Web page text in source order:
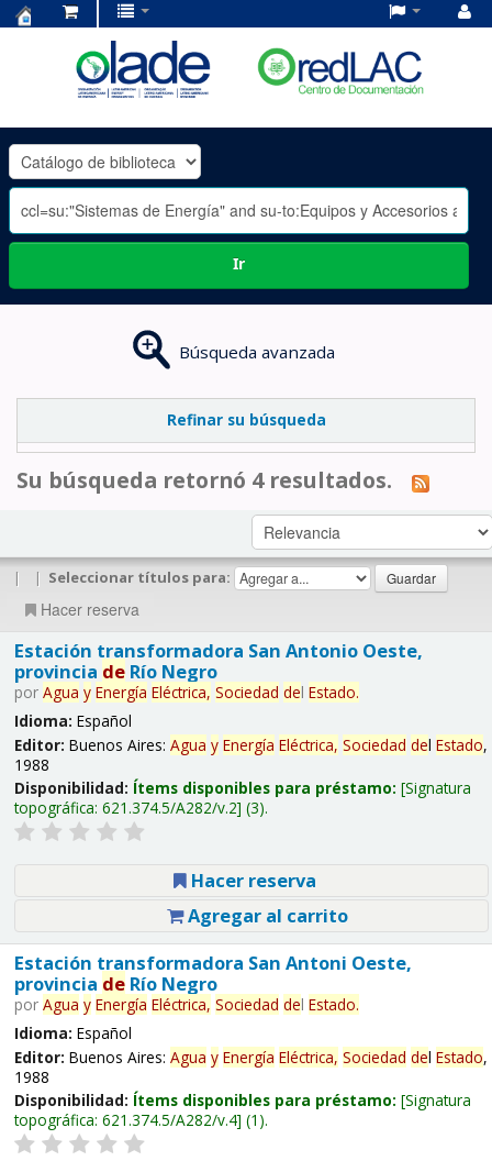
OLADE
-
Ir
Búsqueda avanzada
Refinar su búsqueda
Su búsqueda retornó 4 resultados.
| | Seleccionar títulos para:
Hacer reserva
Estación transformadora San Antonio Oeste,
provincia deRío Negro
por Agua y Energía Eléctrica, Sociedad del Estado.
Idioma: Español
Editor: Buenos Aires: Agua y Energía Eléctrica, Sociedad del Estado,
1988
Disponibilidad: Ítems disponibles para préstamo: Signatura
topográfica: 621.374.5/A282/v.2 (3).
Hacer reserva
Agregar al carrito
Estación transformadora San Antoni Oeste,
provincia deRío Negro
por Agua y Energía Eléctrica, Sociedad del Estado.
Idioma: Español
Editor: Buenos Aires: Agua y Energía Eléctrica, Sociedad del Estado,
1988
Disponibilidad: Ítems disponibles para préstamo: Signatura
topográfica: 621.374.5/A282/v.4 (1).